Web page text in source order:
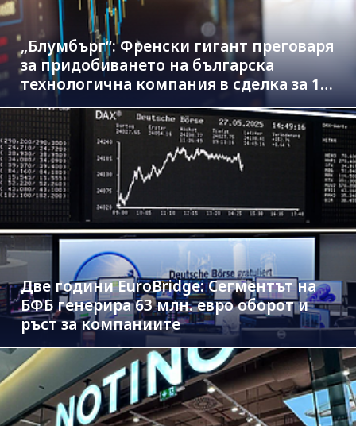
„Блумбърг“: Френски гигант преговаря
за придобиването на българска
технологична компания в сделка за 1.3
млрд. евро
Две години EuroBridge: Сегментът на
БФБ генерира 63 млн. евро оборот и
ръст за компаниите